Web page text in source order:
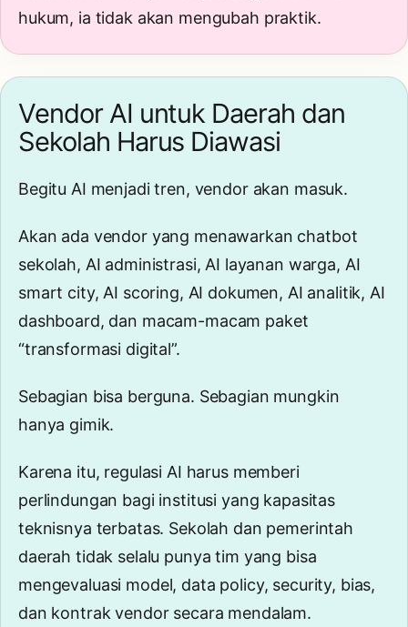
hukum, ia tidak akan mengubah praktik.
Vendor AI untuk Daerah dan
Sekolah Harus Diawasi
Begitu AI menjadi tren, vendor akan masuk.
Akan ada vendor yang menawarkan chatbot
sekolah, AI administrasi, AI layanan warga, AI
smart city, AI scoring, AI dokumen, AI analitik, AI
dashboard, dan macam-macam paket
“transformasi digital”.
Sebagian bisa berguna. Sebagian mungkin
hanya gimik.
Karena itu, regulasi AI harus memberi
perlindungan bagi institusi yang kapasitas
teknisnya terbatas. Sekolah dan pemerintah
daerah tidak selalu punya tim yang bisa
mengevaluasi model, data policy, security, bias,
dan kontrak vendor secara mendalam.